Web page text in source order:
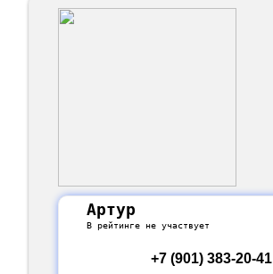
Артур
В рейтинге не участвует
+7 (901) 383-20-41